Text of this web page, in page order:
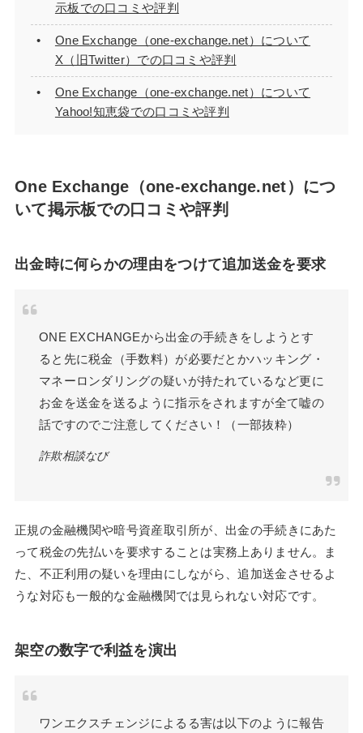
示板での口コミや評判
One Exchange（one-exchange.net）について
X（旧Twitter）での口コミや評判
One Exchange（one-exchange.net）について
Yahoo!知恵袋での口コミや評判
One Exchange（one-exchange.net）につ
いて掲示板での口コミや評判
出金時に何らかの理由をつけて追加送金を要求
ONE EXCHANGEから出金の手続きをしようとす
ると先に税金（手数料）が必要だとかハッキング・
マネーロンダリングの疑いが持たれているなど更に
お金を送金を送るように指示をされますが全て嘘の
話ですのでご注意してください！（一部抜粋）
詐欺相談なび
正規の金融機関や暗号資産取引所が、出金の手続きにあた
って税金の先払いを要求することは実務上ありません。ま
た、不正利用の疑いを理由にしながら、追加送金させるよ
うな対応も一般的な金融機関では見られない対応です。
架空の数字で利益を演出
ワンエクスチェンジによるる害は以下のように報告